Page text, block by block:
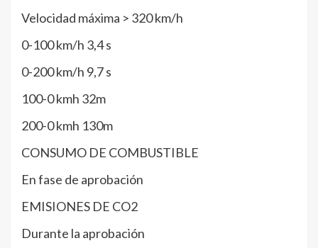
Velocidad máxima > 320 km/h
0-100 km/h 3,4 s
0-200 km/h 9,7 s
100-0 kmh 32m
200-0 kmh 130m
CONSUMO DE COMBUSTIBLE
En fase de aprobación
EMISIONES DE CO2
Durante la aprobación